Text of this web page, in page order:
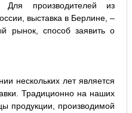
Для производителей из
выставка в Берлине, –
рынок, способ заявить о
нескольких лет является
Традиционно на наших
продукции, производимой